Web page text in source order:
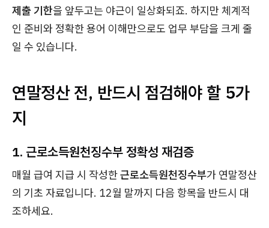
제출 기한을 앞두고는 야근이 일상화되죠. 하지만 체계적
인 준비와 정확한 용어 이해만으로도 업무 부담을 크게 줄
일 수 있습니다.
연말정산 전, 반드시 점검해야 할 5가
지
1. 근로소득원천징수부 정확성 재검증
매월 급여 지급 시 작성한근로소득원천징수부가 연말정산
의 기초 자료입니다. 12월 말까지 다음 항목을 반드시 대
조하세요.